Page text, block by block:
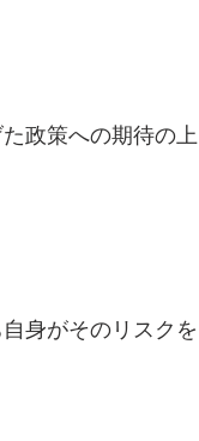
政策への期待の上
身がそのリスクを